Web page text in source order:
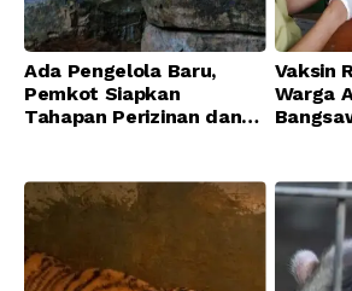
Ada Pengelola Baru,
Pemkot Siapkan
Tahapan Perizinan dan
Vaksin
Warga